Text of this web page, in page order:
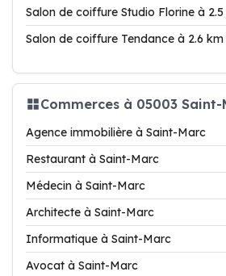
Salon de coiffure Studio Florine à
Salon de coiffure Tendance à 2.6 km
Commerces à 05003 Saint-
Agence immobilière à Saint-Marc
Restaurant à Saint-Marc
Médecin à Saint-Marc
Architecte à Saint-Marc
Informatique à Saint-Marc
Avocat à Saint-Marc